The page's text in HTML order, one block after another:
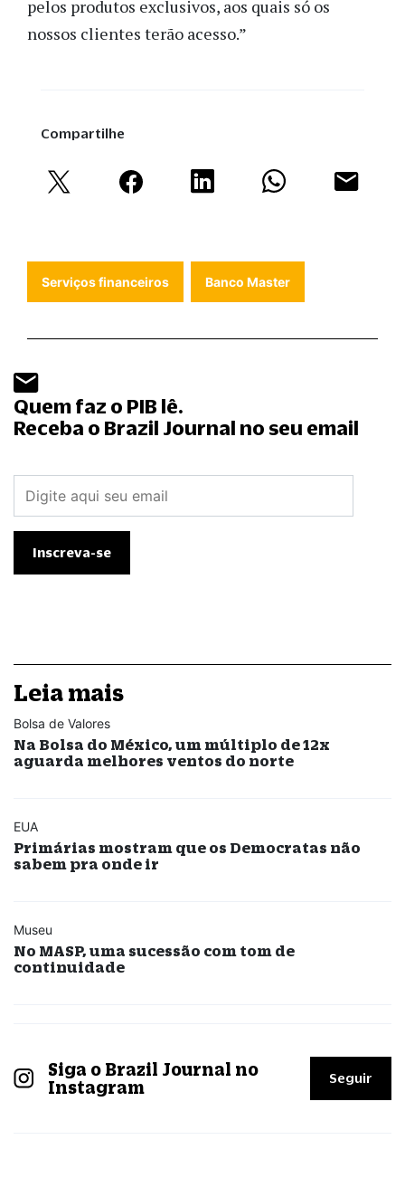
pelos produtos exclusivos, aos quais só os
nossos clientes terão acesso.”
Compartilhe
Serviços financeiros Banco Master
Quem faz o PIB lê.
Receba o Brazil Journal no seu email
Leia mais
Bolsa de Valores
Na Bolsa do México, um múltiplo de 12x
aguarda melhores ventos do norte
EUA
Primárias mostram que os Democratas não
sabem pra onde ir
Museu
No MASP, uma sucessão com tom de
continuidade
Siga o Brazil Journal no
Instagram
Seguir